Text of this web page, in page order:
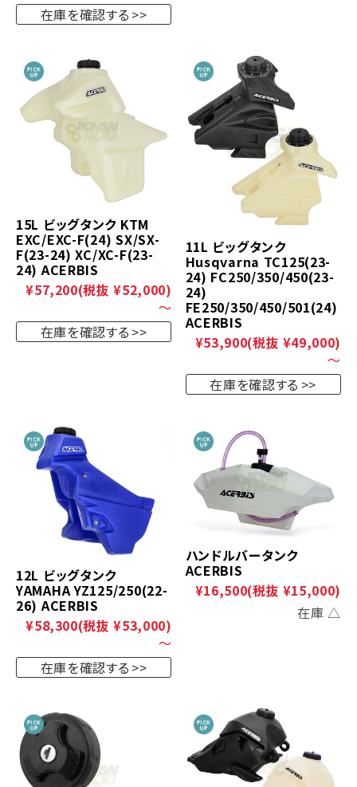
在庫を確認する
15L ビッグタンク KTM
EXC/EXC-F(24) SX/SX-
F(23-24) XC/XC-F(23-
24) ACERBIS
¥57,200(税抜 ¥52,000)
～
在庫を確認する
11L ビッグタンク
Husqvarna TC125(23-
24) FC250/350/450(23-
24)
FE250/350/450/501(24)
ACERBIS
¥53,900(税抜 ¥49,000)
～
在庫を確認する
12L ビッグタンク
YAMAHA YZ125/250(22-
26) ACERBIS
¥58,300(税抜 ¥53,000)
～
在庫を確認する
ハンドルバータンク
ACERBIS
¥16,500(税抜 ¥15,000)
在庫 △